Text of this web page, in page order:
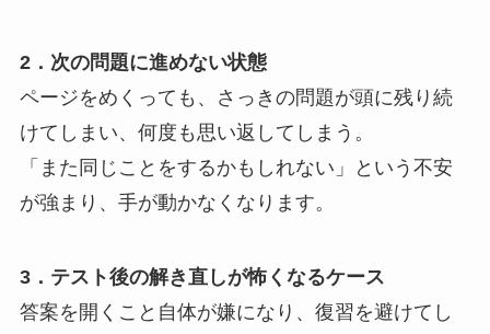
2．次の問題に進めない状態
ページをめくっても、さっきの問題が頭に残り続
けてしまい、何度も思い返してしまう。
「また同じことをするかもしれない」という不安
が強まり、手が動かなくなります。
3．テスト後の解き直しが怖くなるケース
答案を開くこと自体が嫌になり、復習を避けてし